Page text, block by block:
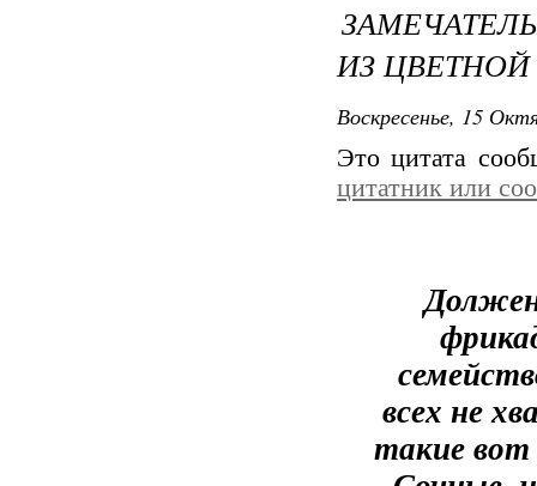
ИЗ
Воскресенье, 15
Это цитата
цитатник или
всех не
такие